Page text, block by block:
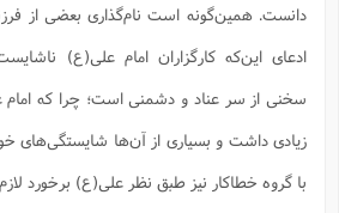
دانست. همین‌گونه است نام‌گذاری بعضی از
ادعای این‌که کارگزاران امام علی(ع)
سخنی از سر عناد و دشمنی است؛ چرا که امام
زیادی داشت و بسیاری از آن‌ها شایستگی‌های
با گروه خطاکار نیز طبق نظر علی(ع) برخورد